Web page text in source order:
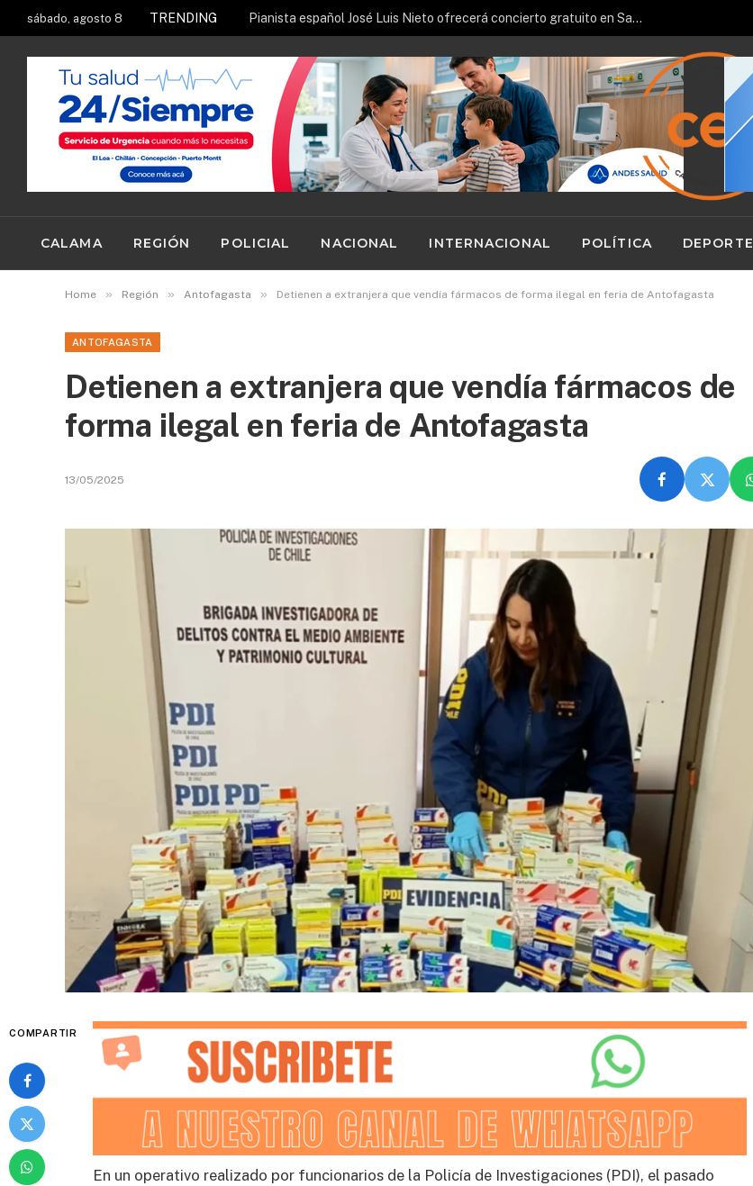
sábado, agosto 8 TRENDING Pianista español José Luis Nieto ofrecerá concierto gratuito en San Pedro de Atacama
CALAMA REGIÓN POLICIAL NACIONAL INTERNACIONAL POLÍTICA DEPORTE
Home » Región » Antofagasta » Detienen a extranjera que vendía fármacos de forma ilegal en feria de Antofagasta
ANTOFAGASTA
Detienen a extranjera que vendía fármacos de
forma ilegal en feria de Antofagasta
13/05/2025
COMPARTIR
En un operativo realizado por funcionarios de la Policía de Investigaciones (PDI), el pasado